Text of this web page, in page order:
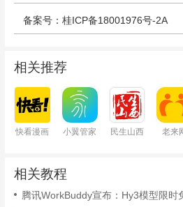
备案号：桂ICP备18001976号-2A
相关推荐
快看漫画 小翼管家 民生山西 老来
相关教程
腾讯WorkBuddy宣布：Hy3模型限时